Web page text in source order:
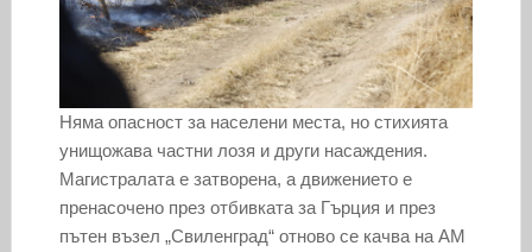
Няма опасност за населени места, но стихията
унищожава частни лозя и други насаждения.
Магистралата е затворена, а движението е
пренасочено през отбивката за Гърция и през
пътен възел „Свиленград“ отново се качва на АМ